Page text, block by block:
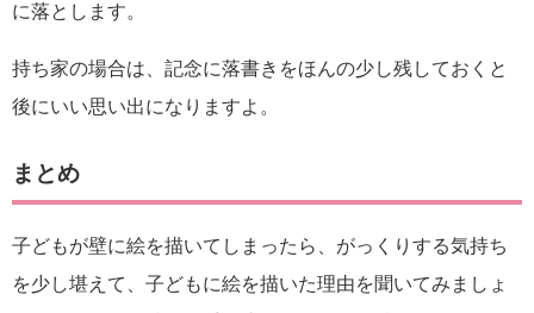
に落とします。
持ち家の場合は、記念に落書きをほんの少し残しておくと
後にいい思い出になりますよ。
まとめ
子どもが壁に絵を描いてしまったら、がっくりする気持ち
を少し堪えて、子どもに絵を描いた理由を聞いてみましょ